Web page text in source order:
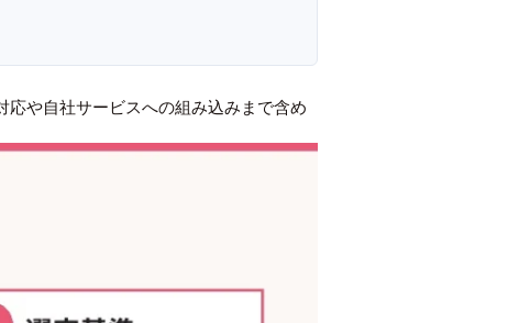
応や自社サービスへの組み込みまで含め